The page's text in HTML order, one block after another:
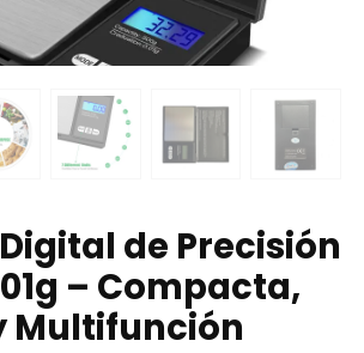
de Precisión
– Compacta,
Multifunción